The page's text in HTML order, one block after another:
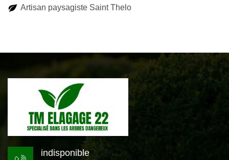
Artisan paysagiste Saint Thelo
indisponible